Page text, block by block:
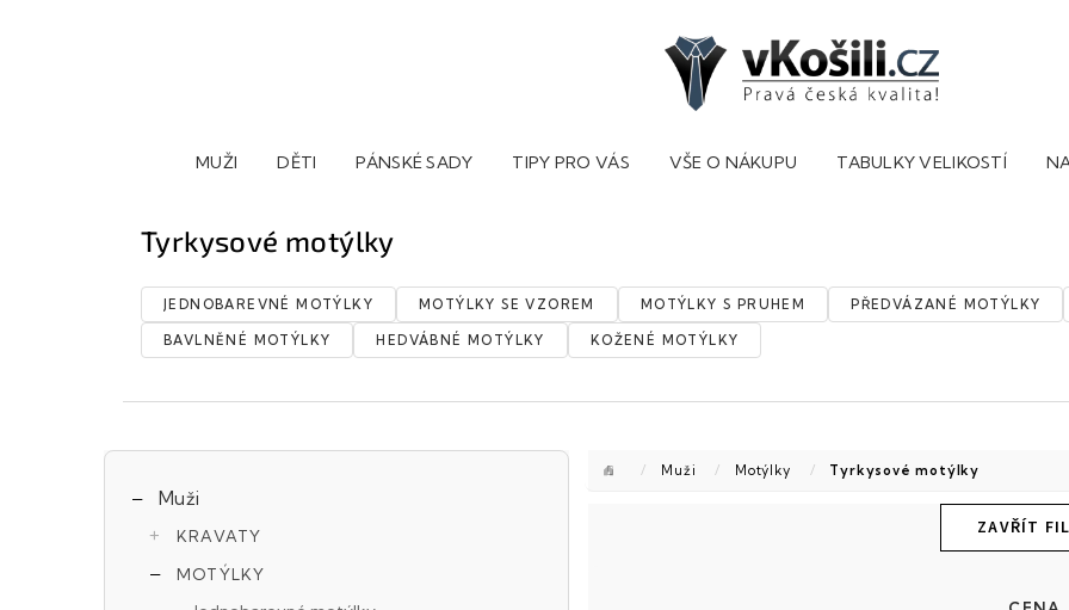
MUŽI DĚTI PÁNSKÉ SADY TIPY PRO VÁS VŠE O NÁKUPU TABULKY VELIKOSTÍ
Tyrkysové motýlky
JEDNOBAREVNÉ MOTÝLKY MOTÝLKY SE VZOREM MOTÝLKY S PRUHEM PŘEDVÁZANÉ MOTÝLKY
BAVLNĚNÉ MOTÝLKY HEDVÁBNÉ MOTÝLKY KOŽENÉ MOTÝLKY
P
Přeskočit
Muži
KRAVATY
MOTÝLKY
Domů
/ Muži / Motýlky / Tyrkysové motýlky
ZAVŘÍT